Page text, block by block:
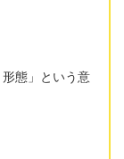
態」という意